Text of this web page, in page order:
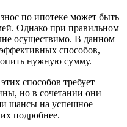
по ипотеке может быть
Однако при правильном
осуществимо. В данном
способов,
нужную сумму.
способов требует
но в сочетании они
шансы на успешное
подробнее.